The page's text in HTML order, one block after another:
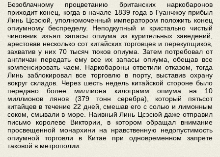
Безоблачному процветанию британских наркобаронов
приходит конец, когда в начале 1839 года в Гуанчжоу прибыл
Линь Цсэсюй, уполномоченный императором положить конец
опиумному беспределу. Неподкупный и кристально чистый
чиновник изъял запасы опиума из курительных заведений,
арестовав несколько сот китайских торговцев и перекупщиков,
захватив у них 70 тысяч тюков опиума. Затем потребовал от
англичан передать ему все их запасы опиума, обещав все
компенсировать чаем. Наркобароны ответили отказом, тогда
Линь заблокировал все торговлю в порту, выставив охрану
вокруг складов. Через шесть недель китайской стороне было
передано более миллиона килограмм опиума на 10
миллионов лянов (379 тонн серебра), который пятьсот
китайцев в течение 22 дней, смешав его с солью и лимонным
соком, смывали в море. Наивный Линь Цсэсюй даже отправил
письмо королеве Виктории, в котором обращал внимание
просвещенной монархини на нравственную недопустимость
опиумной торговли в Китае при одновременном запрете
таковой в метрополии.